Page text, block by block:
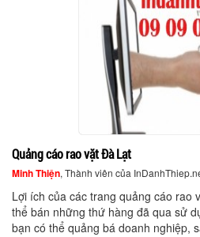
Quảng cáo rao vặt Đà Lạt
Minh Thiện, Thành viên của
Lợi ích của các trang quảng cáo rao
thể bán những thứ hàng đã qua sử
bạn có thể quảng bá doanh nghiệp,